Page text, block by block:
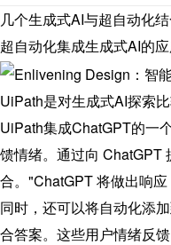
几个生成式AI与超自动化
超自动化集成生成式AI的
UiPath是对生成式AI探索
UiPath集成ChatGPT的一
馈情绪。通过向 ChatGPT
合。"ChatGPT 将做出响应
同时，还可以将自动化添
合答案。这些用户情绪反